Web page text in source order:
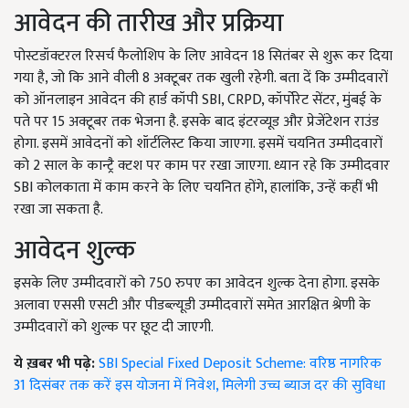
आवेदन की तारीख और प्रक्रिया
पोस्टडॉक्टरल रिसर्च फैलोशिप के लिए आवेदन 18 सितंबर से शुरू कर दिया
गया है, जो कि आने वीली 8 अक्टूबर तक खुली रहेगी. बता दें कि उम्मीदवारों
को ऑनलाइन आवेदन की हार्ड कॉपी SBI, CRPD, कॉर्पोरेट सेंटर, मुंबई के
पते पर 15 अक्टूबर तक भेजना है. इसके बाद इंटरव्यूड और प्रेजेंटेशन राउंड
होगा. इसमें आवेदनों को शॉर्टलिस्ट किया जाएगा. इसमें चयनित उम्मीदवारों
को 2 साल के कान्ट्रै क्टश पर काम पर रखा जाएगा. ध्यान रहे कि उम्मीदवार
SBI कोलकाता में काम करने के लिए चयनित होंगे, हालांकि, उन्हें कहीं भी
रखा जा सकता है.
आवेदन शुल्क
इसके लिए उम्मीदवारों को 750 रुपए का आवेदन शुल्क देना होगा. इसके
अलावा एससी एसटी और पीडब्ल्यूडी उम्मीदवारों समेत आरक्षित श्रेणी के
उम्मीदवारों को शुल्क पर छूट दी जाएगी.
ये ख़बर भी पढ़े:SBI Special Fixed Deposit Scheme: वरिष्ठ नागरिक
31 दिसंबर तक करें इस योजना में निवेश, मिलेगी उच्च ब्याज दर की सुविधा